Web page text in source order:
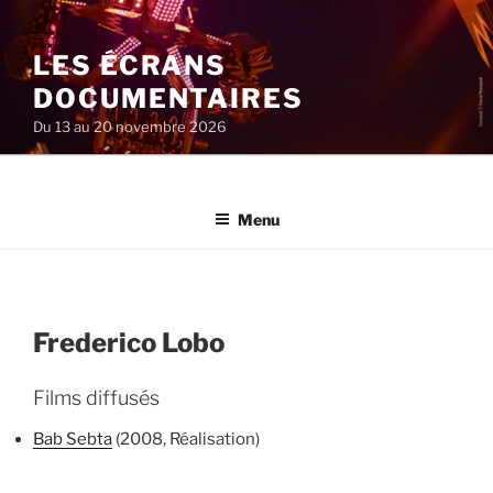
au
contenu
principal
LES ÉCRANS
DOCUMENTAIRES
Du 13 au 20 novembre 2026
Menu
Frederico Lobo
Films diffusés
Bab Sebta (2008, Réalisation)